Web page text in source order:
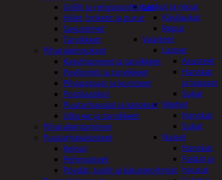
Laukut ja reput
Käsilaukut
Reput
Vaatteet
Lapset
Asusteet
Hanskat
ja lapaset
Sukat
Miehet
Hanskat
Sukat
Naiset
Hanskat
Paidat ja
housut
Grillit ja rengaspolttimet
Hiilet, briketit ja purut
Savustimet
Tarvikkeet
Piharakennukset
Kasvihuoneet ja tarvikkeet
Paviljonkit ja tarvikkeet
Pihapatsaat ja koristeet
Postilaatikot
Puutarhavajat ja katokset
Ulko-wc ja tarvikkeet
Piharakentaminen
Puutarhakalusteet
Keinut
Pehmusteet
Pöydät, tuolit ja kalusteryhmät